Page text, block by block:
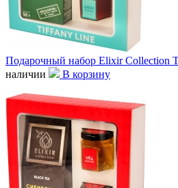
Подарочный набор Elixir Collection
наличии
В корзину